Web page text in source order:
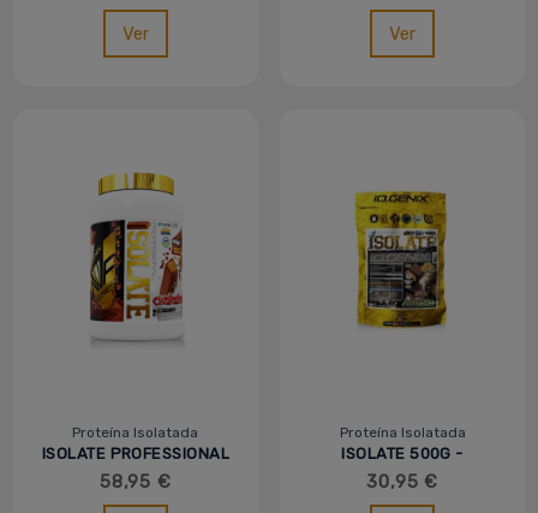
Ver Ver
Proteína Isolatada
ISOLATE PROFESSIONAL
1KG - MVP
58,95 €
Proteína Isolatada
ISOLATE 500G -
IO.GENIX MVP
30,95 €